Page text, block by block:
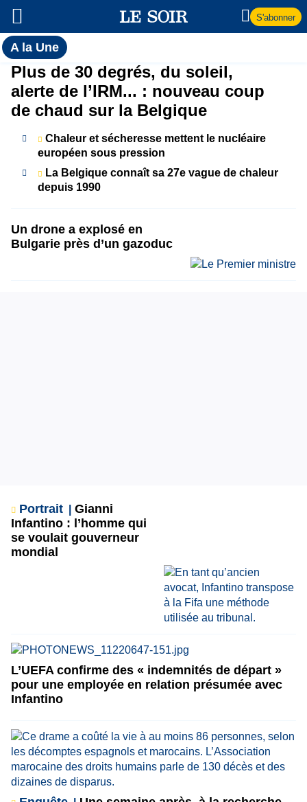
S'abonner
A la UneToutes
l'actualité
du Soir
A
la
Une
Plus de 30 degrés, du soleil,
alerte de l’IRM... : nouveau coup
de chaud sur la Belgique
Chaleur et sécheresse mettent le nucléaire
européen sous pression
La Belgique connaît sa 27e vague de chaleur
depuis 1990
Un drone a explosé en
Bulgarie près d’un gazoduc
Portrait
Gianni
Infantino : l’homme qui
se voulait gouverneur
mondial
L’UEFA confirme des « indemnités de départ »
pour une employée en relation présumée avec
Infantino